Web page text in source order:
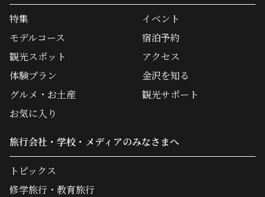
特集
モデルコース
観光スポット
体験プラン
グルメ・お土産
イベント
宿泊予約
アクセス
金沢を知る
観光サポート
お気に入り
旅行会社・学校・メディアのみなさまへ
トピックス
修学旅行・教育旅行